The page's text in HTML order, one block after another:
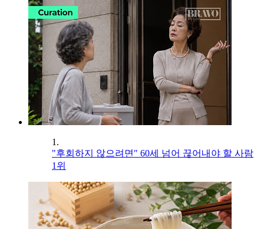
1.
"후회하지 않으려면" 60세 넘어 끊어내야 할 사람
1위